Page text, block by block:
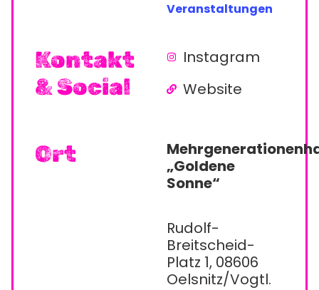
Veranstaltungen
Kontakt
& Social
Instagram
Website
Ort
„Goldene
Sonne“
Rudolf-
Breitscheid-
Platz 1, 08606
Oelsnitz/Vogtl.